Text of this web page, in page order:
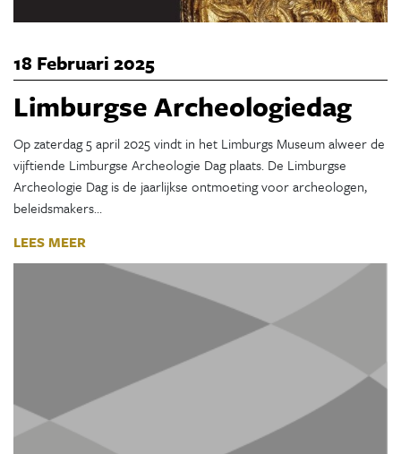
18 Februari 2025
Limburgse Archeologiedag
Op zaterdag 5 april 2025 vindt in het Limburgs Museum alweer de
vijftiende Limburgse Archeologie Dag plaats. De Limburgse
Archeologie Dag is de jaarlijkse ontmoeting voor archeologen,
beleidsmakers…
LEES MEER